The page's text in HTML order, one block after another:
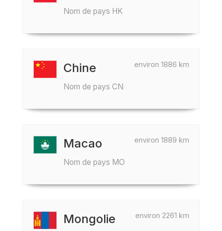
Nom de pays HK
environ 1886 km
Chine
Nom de pays CN
environ 1889 km
Macao
Nom de pays MO
environ 2261 km
Mongolie